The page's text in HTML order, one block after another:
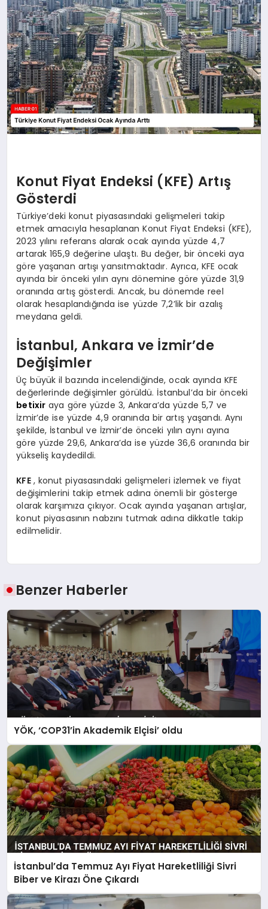
Konut Fiyat Endeksi (KFE) Artış
Gösterdi
Türkiye’deki konut piyasasındaki gelişmeleri takip
etmek amacıyla hesaplanan Konut Fiyat Endeksi (KFE),
2023 yılını referans alarak ocak ayında yüzde 4,7
artarak 165,9 değerine ulaştı. Bu değer, bir önceki aya
göre yaşanan artışı yansıtmaktadır. Ayrıca, KFE ocak
ayında bir önceki yılın aynı dönemine göre yüzde 31,9
oranında artış gösterdi. Ancak, bu dönemde reel
olarak hesaplandığında ise yüzde 7,2’lik bir azalış
meydana geldi.
İstanbul, Ankara ve İzmir’de
Değişimler
Üç büyük il bazında incelendiğinde, ocak ayında KFE
değerlerinde değişimler görüldü. İstanbul’da bir önceki
betixir aya göre yüzde 3, Ankara’da yüzde 5,7 ve
İzmir’de ise yüzde 4,9 oranında bir artış yaşandı. Aynı
şekilde, İstanbul ve İzmir’de önceki yılın aynı ayına
göre yüzde 29,6, Ankara’da ise yüzde 36,6 oranında bir
yükseliş kaydedildi.
KFE , konut piyasasındaki gelişmeleri izlemek ve fiyat
değişimlerini takip etmek adına önemli bir gösterge
olarak karşımıza çıkıyor. Ocak ayında yaşanan artışlar,
konut piyasasının nabzını tutmak adına dikkatle takip
edilmelidir.
Benzer Haberler
YÖK, ‘COP31’in Akademik Elçisi’ oldu
İstanbul’da Temmuz Ayı Fiyat Hareketliliği Sivri
Biber ve Kirazı Öne Çıkardı